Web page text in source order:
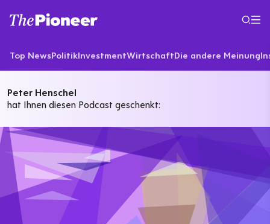
Top NewsPolitikInvestmentWirtschaftDie andere Meinung
Peter Henschel
hat Ihnen diesen Podcast geschenkt: